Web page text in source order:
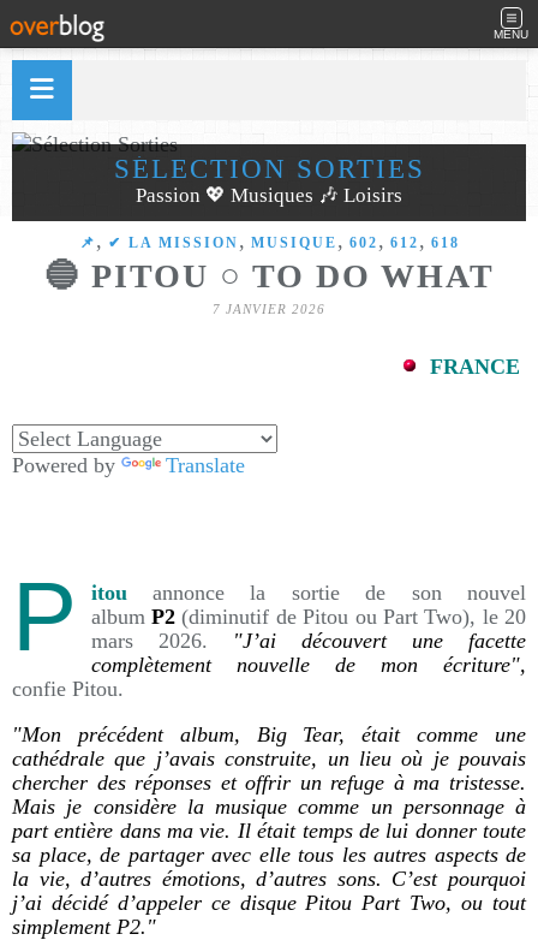
MENU
SÉLECTION SORTIES
Passion 💖 Musiques 🎶 Loisirs
​​​​​​​📌 , ✔ LA MISSION , MUSIQUE , 602 , 612 , 618
🔵 PITOU ○ TO DO WHAT
7 JANVIER 2026
FRANCE
Powered by Translate
P itouannonce la sortie de son nouvel
album P2 (diminutif de Pitou ou Part Two), le 20
mars 2026.
"J’ai découvert une facette
complètement nouvelle de mon écriture",
confie Pitou.
"Mon précédent album, Big Tear, était comme une
cathédrale que j’avais construite, un lieu où je pouvais
chercher des réponses et offrir un refuge à ma tristesse.
Mais je considère la musique comme un personnage à
part entière dans ma vie. Il était temps de lui donner toute
sa place, de partager avec elle tous les autres aspects de
la vie, d’autres émotions, d’autres sons. C’est pourquoi
j’ai décidé d’appeler ce disque Pitou Part Two, ou tout
simplement P2."